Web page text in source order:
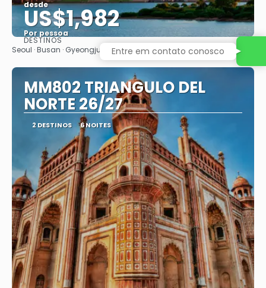
desde
US$1,982
Por pessoa
Vejo
DESTINOS
Seoul · Busan · Gyeongju · Daegu · Andong · Hahoe · Seoul
MM802 TRIANGULO DEL
NORTE 26/27
2 DESTINOS 6 NOITES
Entre em contato conosco